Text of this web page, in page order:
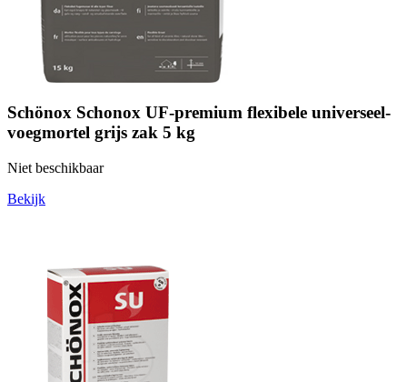
Schönox Schonox UF-premium flexibele universeel-
voegmortel grijs zak 5 kg
Niet beschikbaar
Bekijk